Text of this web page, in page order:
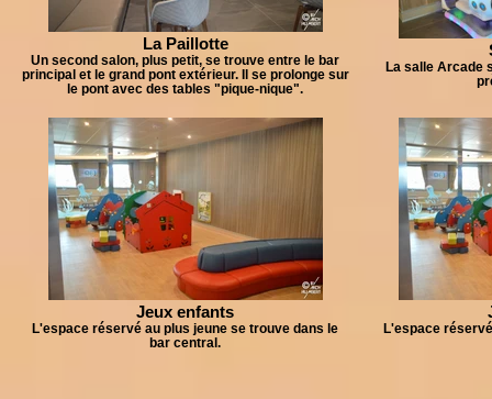
La Paillotte
Un second salon, plus petit, se trouve entre le bar
principal et le grand pont extérieur. Il se prolonge sur
le pont avec des tables "pique-nique".
La salle Arcade
Jeux enfants
L'espace réservé au plus jeune se trouve dans le
bar central.
L'espace